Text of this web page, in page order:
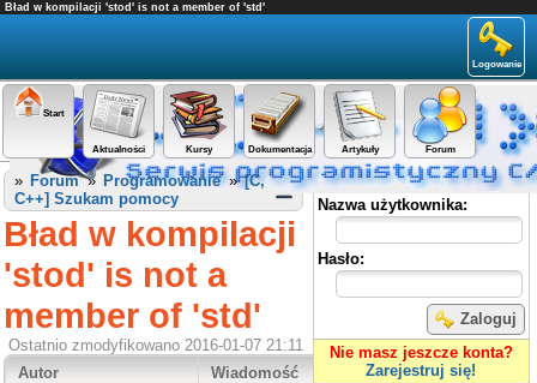
Bład w kompilacji 'stod' is not a member of 'std'
Logowanie
Start
Aktualności Kursy Dokumentacja Artykuły Forum
Panel użytkownika
Nazwa użytkownika:
Hasło:
Zaloguj
Nie masz jeszcze konta?
Zarejestruj się!
» Forum» Programowanie»[C,
C++] Szukam pomocy
Bład w kompilacji
'stod' is not a
member of 'std'
Ostatnio zmodyfikowano 2016-01-07 21:11
Autor
Wiadomość